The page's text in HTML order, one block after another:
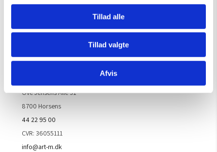
Tillad alle
Tillad valgte
Afvis
Handelsbetingelser
Ove Jensens Allé 31
8700 Horsens
44 22 95 00
CVR: 36055111
info@art-m.dk